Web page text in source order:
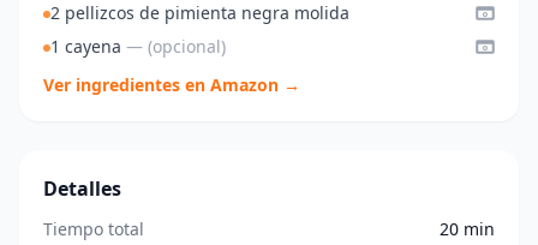
2 pellizcos de pimienta negra molida
1 cayena — (opcional)
Ver ingredientes en Amazon →
Detalles
Tiempo total
20 min